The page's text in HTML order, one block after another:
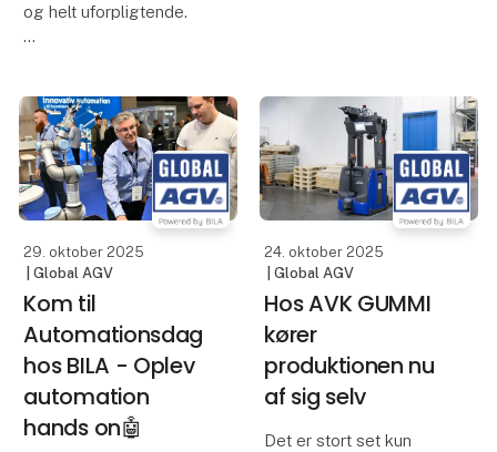
og helt uforpligtende.
mere effektiv, og
dermed spare tid og
rykke ressourcer. Vores
eksperter gennemgår
jeres processer og viser,
til dine process
29. oktober 2025
| Global AGV
Kom til
Automationsdag
hos BILA - Oplev
automation
hands on🤖
24. oktober 2025
| Global AGV
Hos AVK GUMMI
kører
produktionen nu
af sig selv
Det er stort set kun